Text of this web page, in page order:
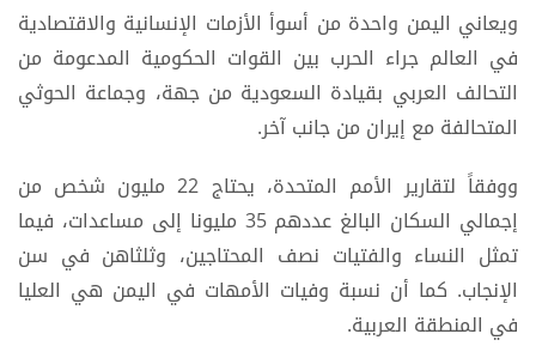
ويعاني اليمن واحدة من أسوأ الأزمات الإنسانية والاقتصادية
في العالم جراء الحرب بين القوات الحكومية المدعومة من
التحالف العربي بقيادة السعودية من جهة، وجماعة الحوثي
المتحالفة مع إيران من جانب آخر.
ووفقاً لتقارير الأمم المتحدة، يحتاج 22 مليون شخص من
إجمالي السكان البالغ عددهم 35 مليونا إلى مساعدات، فيما
تمثل النساء والفتيات نصف المحتاجين، وثلثاهن في سن
الإنجاب. كما أن نسبة وفيات الأمهات في اليمن هي العليا
في المنطقة العربية.